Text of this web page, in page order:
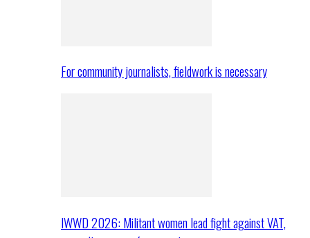
For community journalists, fieldwork is necessary
IWWD 2026: Militant women lead fight against VAT,